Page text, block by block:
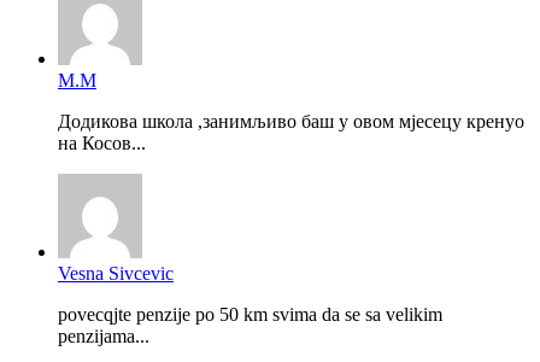
М.М
Додикова школа ,занимљиво баш у овом мјесецу кренуо
на Косов...
Vesna Sivcevic
povecqjte penzije po 50 km svima da se sa velikim
penzijama...